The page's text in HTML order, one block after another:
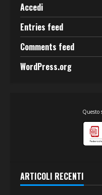
Accedi
Entries feed
Comments feed
WordPress.org
Questo
ARTICOLI RECENTI